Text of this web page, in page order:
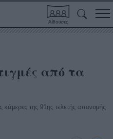
Αίθουσες
από τα
της 91ης τελετής απονομής